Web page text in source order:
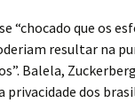
“chocado que os
resultar na
Balela,
privacidade dos